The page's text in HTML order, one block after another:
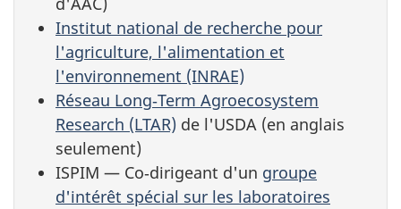
Institut national de recherche pour
l'agriculture, l'alimentation et
l'environnement (INRAE)
Réseau Long‑Term Agroecosystem
Research (LTAR) de l'USDA (en anglais
seulement)
ISPIM — Co‑dirigeant d'un groupe
d'intérêt spécial sur les laboratoires